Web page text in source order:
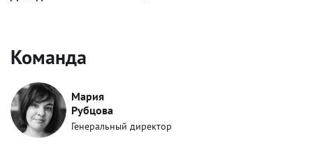
Команда
Мария
Рубцова
Генеральный директор